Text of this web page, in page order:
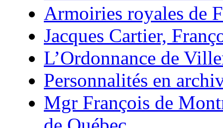
Armoiries royales de
Jacques Cartier,
L’Ordonnance de
Personnalités en
Mgr François de